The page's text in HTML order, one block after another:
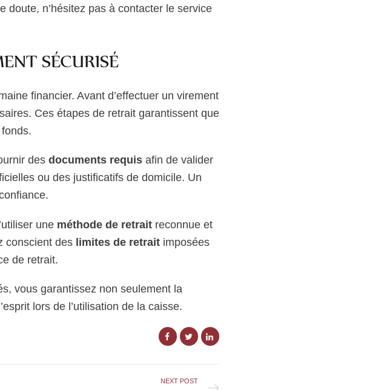
doute, n’hésitez pas à contacter le service
SÉCURISÉ
financier. Avant d’effectuer un virement
Ces étapes de retrait garantissent que
des documents requis afin de valider
ou des justificatifs de domicile. Un
une méthode de retrait reconnue et
conscient des limites de retrait imposées
de retrait.
vous garantissez non seulement la
lors de l’utilisation de la caisse.
NEXT POST